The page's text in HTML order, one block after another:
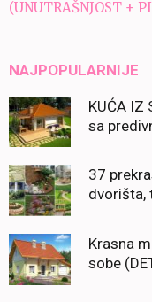
(UNUTRAŠNJOST +
NAJPOPULARNIJE
KUĆA IZ
sa
37
dvorišta,
Krasna
sobe